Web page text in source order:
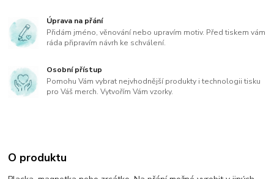
Úprava na přání
Přidám jméno, věnování nebo upravím motiv. Před tiskem vám
ráda připravím návrh ke schválení.
Osobní přístup
Pomohu Vám vybrat nejvhodnější produkty i technologii tisku
pro Váš merch. Vytvořím Vám vzorky.
O produktu